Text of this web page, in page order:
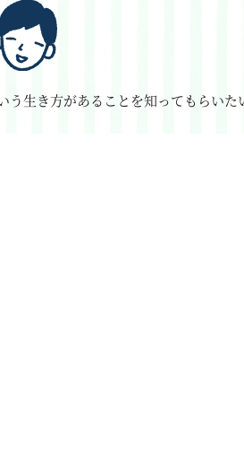
生き方があることを知ってもらいた